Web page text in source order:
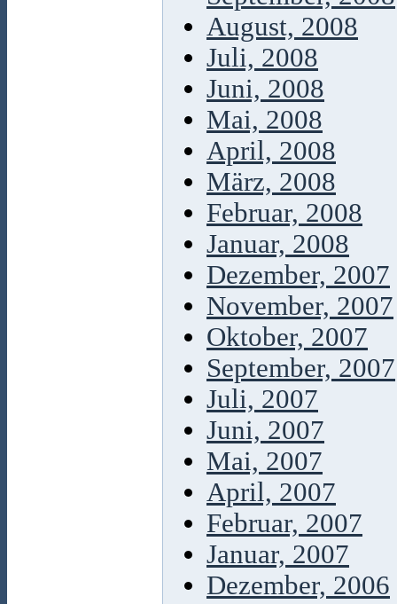
August, 2008
Juli, 2008
Juni, 2008
Mai, 2008
April, 2008
März, 2008
Februar, 2008
Januar, 2008
Dezember, 2007
November, 2007
Oktober, 2007
September, 2007
Juli, 2007
Juni, 2007
Mai, 2007
April, 2007
Februar, 2007
Januar, 2007
Dezember, 2006